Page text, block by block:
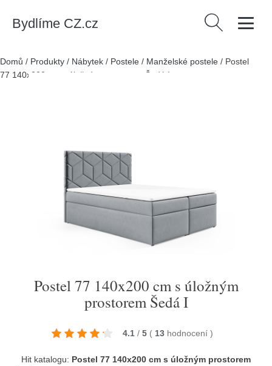
Bydlíme CZ.cz Vyhledávání
Domů / Produkty / Nábytek / Postele / Manželské postele / Postel
77 140x200 cm s úložným prostorem Šedá I
Postel 77 140x200 cm s úložným
prostorem Šedá I
4.1 / 5 ( 13 hodnocení )
Hit katalogu: Postel 77 140x200 cm s úložným prostorem